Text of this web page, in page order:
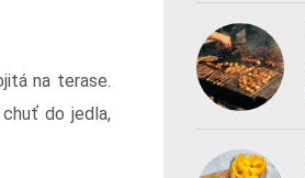
na terase.
do jedla,